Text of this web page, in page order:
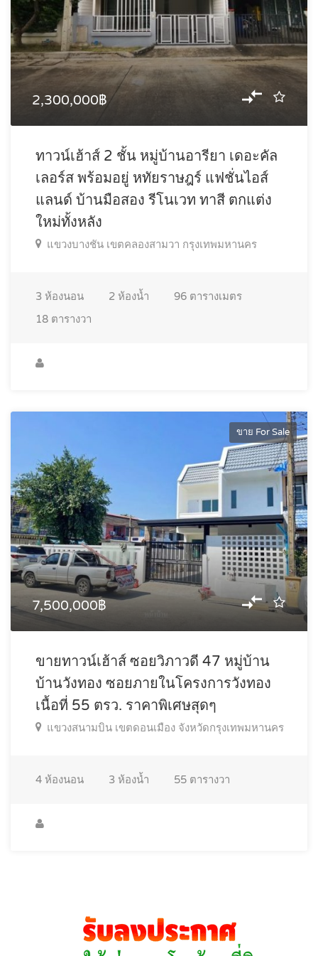
2,300,000฿
ทาวน์เฮ้าส์ 2 ชั้น หมู่บ้านอารียา เดอะคัล
เลอร์ส พร้อมอยู่ หทัยราษฎร์ แฟชั่นไอส์
แลนด์ บ้านมือสอง รีโนเวท ทาสี ตกแต่ง
ใหม่ทั้งหลัง
แขวงบางชัน เขตคลองสามวา กรุงเทพมหานคร
3 ห้องนอน 2 ห้องน้ำ 96 ตารางเมตร
18 ตารางวา
ขาย For Sale
7,500,000฿
ขายทาวน์เฮ้าส์ ซอยวิภาวดี 47 หมู่บ้าน
บ้านวังทอง ซอยภายในโครงการวังทอง
เนื้อที่ 55 ตรว. ราคาพิเศษสุดๆ
แขวงสนามบิน เขตดอนเมือง จังหวัดกรุงเทพมหานคร
4 ห้องนอน 3 ห้องน้ำ 55 ตารางวา